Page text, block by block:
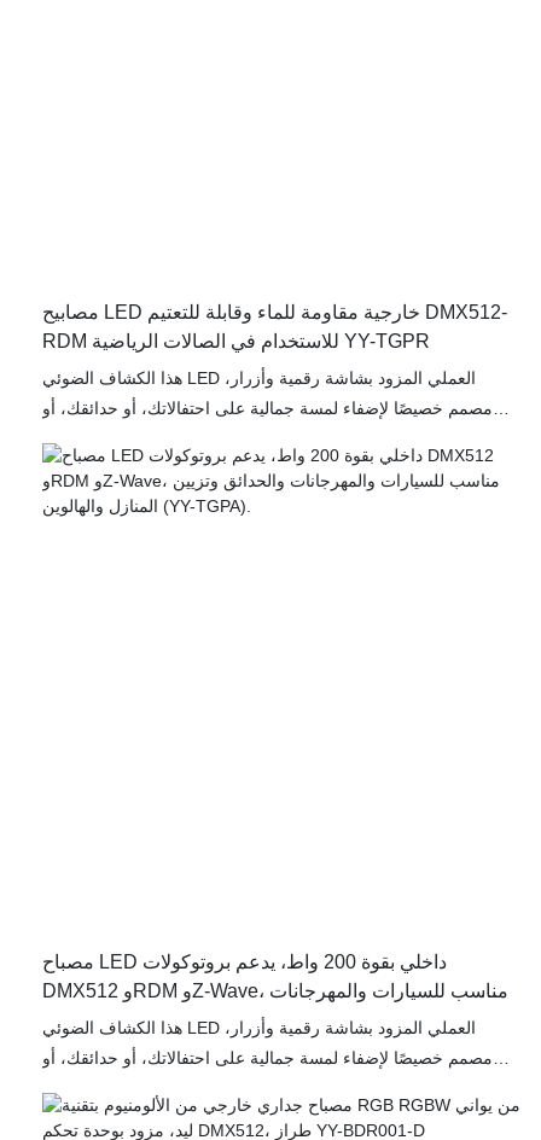
مصابيح LED خارجية مقاومة للماء وقابلة للتعتيم DMX512-
RDM للاستخدام في الصالات الرياضية YY-TGPR
هذا الكشاف الضوئي LED العملي المزود بشاشة رقمية وأزرار،
مصمم خصيصًا لإضفاء لمسة جمالية على احتفالاتك، أو حدائقك، أو
Wave بين كفاءة الطاقة والإضاءة القوية، مما يجعله خيارًا مثاليًا
للاستخدام المهني والشخصي على حد سواء. صُمم طراز YY-TGPR
مصباح LED داخلي بقوة 200 واط، يدعم بروتوكولات
DMX512 وRDM وZ-Wave، مناسب للسيارات والمهرجانات
والحدائق وتزيين المنازل والهالوين (YY-TGPA).
هذا الكشاف الضوئي LED العملي المزود بشاشة رقمية وأزرار،
مصمم خصيصًا لإضفاء لمسة جمالية على احتفالاتك، أو حدائقك، أو
كفاءة الطاقة والإضاءة القوية، مما يجعله خيارًا مثاليًا للاستخدام المهني